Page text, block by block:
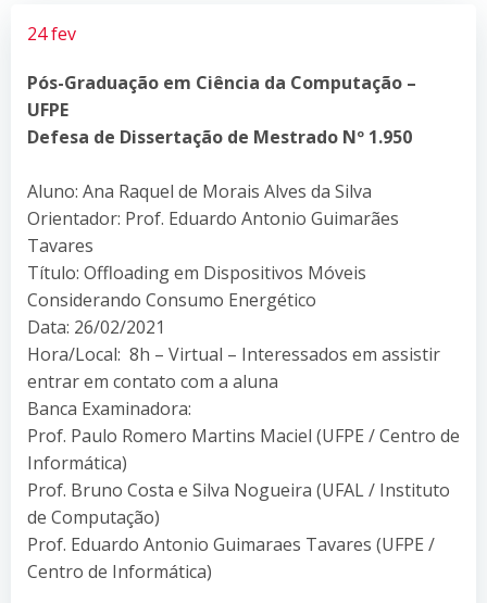
24 fev
Pós-Graduação em Ciência da Computação –
UFPE
Defesa de Dissertação de Mestrado Nº 1.950
Aluno: Ana Raquel de Morais Alves da Silva
Orientador: Prof. Eduardo Antonio Guimarães
Tavares
Título: Offloading em Dispositivos Móveis
Considerando Consumo Energético
Data: 26/02/2021
Hora/Local: 8h – Virtual – Interessados em assistir
entrar em contato com a aluna
Banca Examinadora:
Prof. Paulo Romero Martins Maciel (UFPE / Centro de
Informática)
Prof. Bruno Costa e Silva Nogueira (UFAL / Instituto
de Computação)
Prof. Eduardo Antonio Guimaraes Tavares (UFPE /
Centro de Informática)